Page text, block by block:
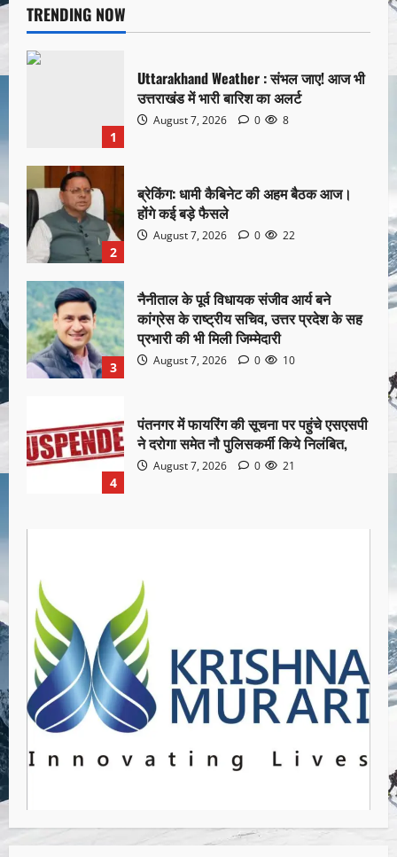
TRENDING NOW
1
Uttarakhand Weather : संभल जाए! आज भी
उत्तराखंड में भारी बारिश का अलर्ट
August 7, 2026 0 8
2
ब्रेकिंग: धामी कैबिनेट की अहम बैठक आज।
होंगे कई बड़े फैसले
August 7, 2026 0 22
3
नैनीताल के पूर्व विधायक संजीव आर्य बने
कांग्रेस के राष्ट्रीय सचिव, उत्तर प्रदेश के सह
प्रभारी की भी मिली जिम्मेदारी
August 7, 2026 0 10
4
पंतनगर में फायरिंग की सूचना पर पहुंचे एसएसपी
ने दरोगा समेत नौ पुलिसकर्मी किये निलंबित,
August 7, 2026 0 21